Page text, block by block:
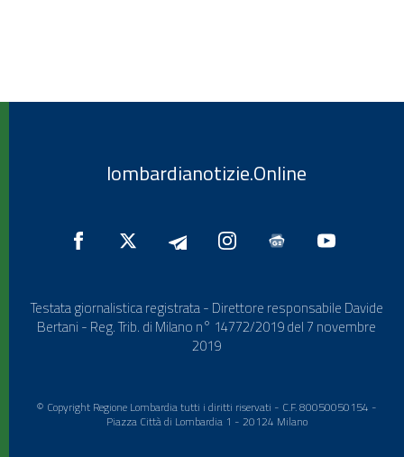
lombardianotizie.Online
Testata giornalistica registrata - Direttore responsabile Davide
Bertani - Reg. Trib. di Milano n° 14772/2019 del 7 novembre
2019
© Copyright Regione Lombardia tutti i diritti riservati - C.F. 80050050154 -
Piazza Città di Lombardia 1 - 20124 Milano